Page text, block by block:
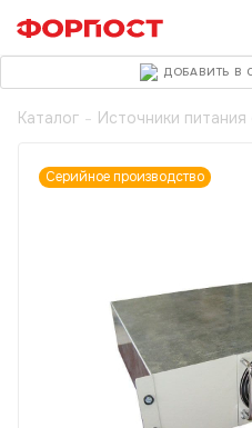
Каталог - Источники
Серийное производство
ДОБАВИТЬ В